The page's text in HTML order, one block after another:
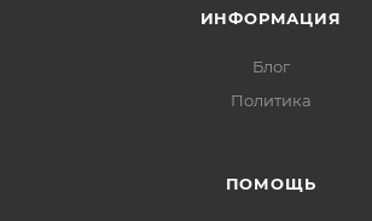
ИНФОРМАЦИЯ
Блог
Политика
ПОМОЩЬ